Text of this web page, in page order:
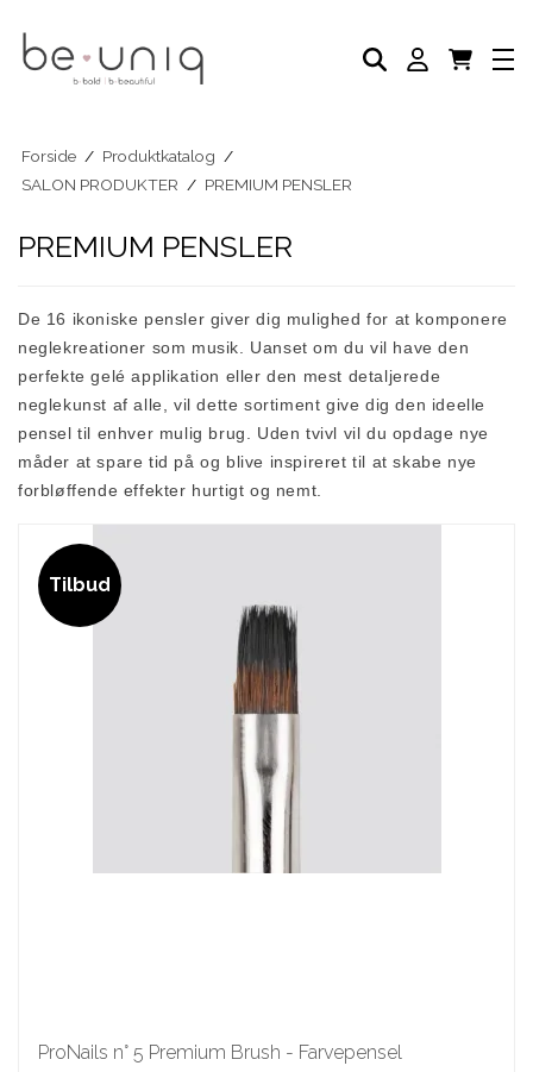
AKADEMI
SELVBRUNER
NEGLEPLEJE
NEGLEPLEJE TILBEHØR
Forside / Produktkatalog /
SALON PRODUKTER / PREMIUM PENSLER
PREMIUM PENSLER
De 16 ikoniske pensler giver dig mulighed for at komponere
neglekreationer som musik. Uanset om du vil have den
perfekte gelé applikation eller den mest detaljerede
neglekunst af alle, vil dette sortiment give dig den ideelle
pensel til enhver mulig brug. Uden tvivl vil du opdage nye
måder at spare tid på og blive inspireret til at skabe nye
forbløffende effekter hurtigt og nemt.
Tilbud
ProNails n° 5 Premium Brush - Farvepensel